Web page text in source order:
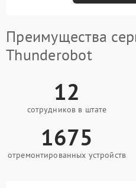
Преимущества
Thunderobot
12
сотрудников в штате
1675
отремонтированных устройств